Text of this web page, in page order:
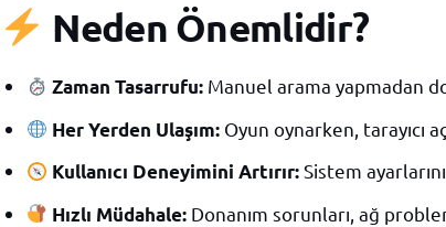
Neden Önemlidir?
Zaman Tasarrufu: Manuel arama yapmadan
Her Yerden Ulaşım: Oyun oynarken, tarayıcı
Kullanıcı Deneyimini Artırır:Sistem
Hızlı Müdahale: Donanım sorunları, ağ